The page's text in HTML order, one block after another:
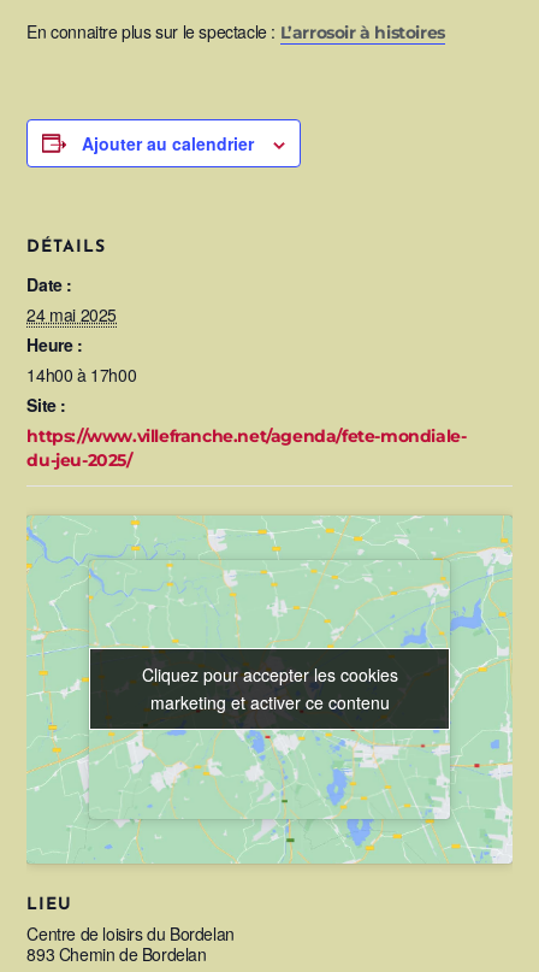
En connaitre plus sur le spectacle : L’arrosoir à histoires
Ajouter au calendrier
DÉTAILS
Date :
24 mai 2025
Heure :
14h00 à 17h00
Site :
https://www.villefranche.net/agenda/fete-mondiale-
du-jeu-2025/
LIEU
Centre de loisirs du Bordelan
893 Chemin de Bordelan
Cliquez pour accepter les cookies
marketing et activer ce contenu
Cliquez pour accepter les cookies
marketing et activer ce contenu